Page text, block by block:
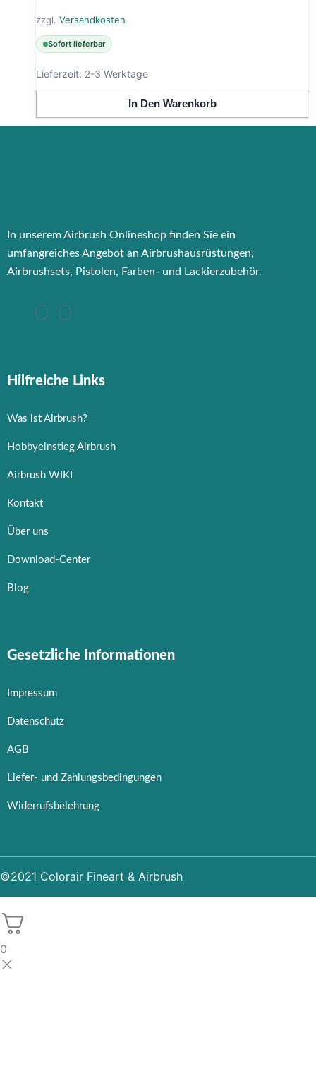
zzgl. Versandkosten
Sofort lieferbar
Lieferzeit: 2-3 Werktage
In Den Warenkorb
In unserem Airbrush Onlineshop finden Sie ein
umfangreiches Angebot an Airbrushausrüstungen,
Airbrushsets, Pistolen, Farben- und Lackierzubehör.
Hilfreiche Links
Was ist Airbrush?
Hobbyeinstieg Airbrush
Airbrush WIKI
Kontakt
Über uns
Download-Center
Blog
Gesetzliche Informationen
Impressum
Datenschutz
AGB
Liefer- und Zahlungsbedingungen
Widerrufsbelehrung
©2021 Colorair Fineart & Airbrush
0